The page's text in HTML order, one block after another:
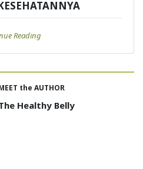
Reading
the AUTHOR
Healthy Belly